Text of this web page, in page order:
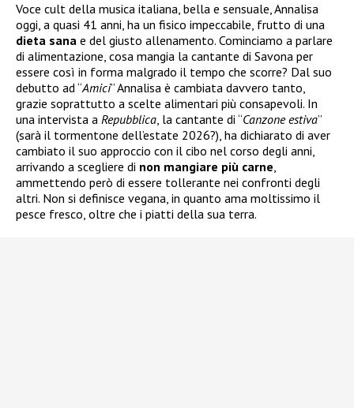
Voce cult della musica italiana, bella e sensuale, Annalisa
oggi, a quasi 41 anni, ha un fisico impeccabile, frutto di una
dieta sana e del giusto allenamento. Cominciamo a parlare
di alimentazione, cosa mangia la cantante di Savona per
essere così in forma malgrado il tempo che scorre? Dal suo
debutto ad “Amici” Annalisa è cambiata davvero tanto,
grazie soprattutto a scelte alimentari più consapevoli. In
una intervista a Repubblica, la cantante di “Canzone estiva”
(sarà il tormentone dell’estate 2026?), ha dichiarato di aver
cambiato il suo approccio con il cibo nel corso degli anni,
arrivando a scegliere di non mangiare più carne,
ammettendo però di essere tollerante nei confronti degli
altri. Non si definisce vegana, in quanto ama moltissimo il
pesce fresco, oltre che i piatti della sua terra.